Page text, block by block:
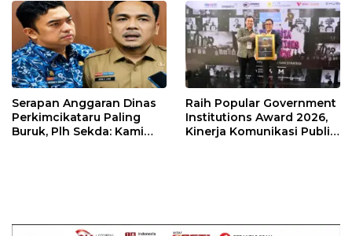
Kebangsaan.
Serapan Anggaran Dinas
Perkimcikataru Paling
Buruk, Plh Sekda: Kami
Raih Popular Government
Institutions Award 2026,
Kinerja Komunikasi Publik